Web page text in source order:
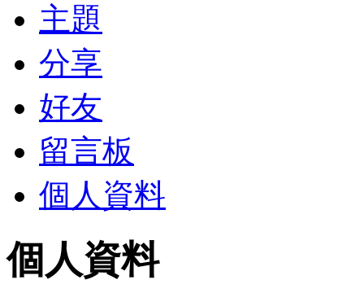
主題
分享
好友
留言板
個人資料
個人資料